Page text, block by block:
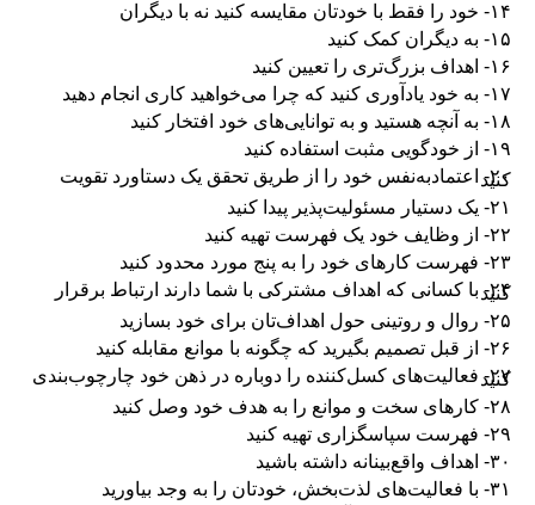
۱۴- خود را فقط با خودتان مقایسه کنید نه با دیگران
۱۵- به دیگران کمک کنید
۱۶- اهداف بزرگ‌تری را تعیین کنید
۱۷- به خود یادآوری کنید که چرا می‌خواهید کاری انجام دهید
۱۸- به آنچه هستید و به توانایی‌های خود افتخار کنید
۱۹- از خودگویی مثبت استفاده کنید
۲۰- اعتمادبه‌نفس خود را از طریق تحقق یک دستاورد تقویتکنید
۲۱- یک دستیار مسئولیت‌پذیر پیدا کنید
۲۲- از وظایف خود یک فهرست تهیه کنید
۲۳- فهرست کارهای خود را به پنج مورد محدود کنید
۲۴- با کسانی که اهداف مشترکی با شما دارند ارتباط برقرارکنید
۲۵- روال و روتینی حول اهداف‌تان برای خود بسازید
۲۶- از قبل تصمیم بگیرید که چگونه با موانع مقابله کنید
۲۷- فعالیت‌های کسل‌کننده را دوباره در ذهن خود چارچوب‌بندیکنید
۲۸- کارهای سخت و موانع را به هدف خود وصل کنید
۲۹- فهرست سپاسگزاری تهیه کنید
۳۰- اهداف واقع‌بینانه داشته باشید
۳۱- با فعالیت‌های لذت‌بخش، خودتان را به وجد بیاورید